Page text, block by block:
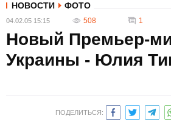
НОВОСТИ ФОТО
04.02.05 15:15 508 1
Новый Премьер-
Украины - Юлия
ПОДЕЛИТЬСЯ: